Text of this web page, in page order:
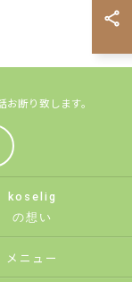
断り致します。
koselig
の想い
メニュー